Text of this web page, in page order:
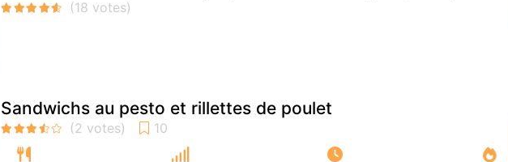
Sandwichs au pesto et rillettes de poulet